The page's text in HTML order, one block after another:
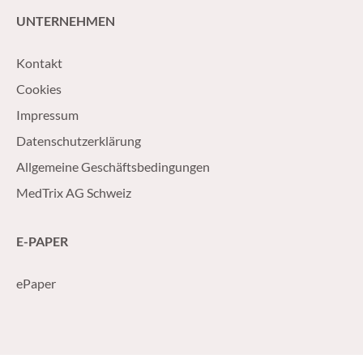
UNTERNEHMEN
Kontakt
Cookies
Impressum
Datenschutzerklärung
Allgemeine Geschäftsbedingungen
MedTrix AG Schweiz
E-PAPER
ePaper